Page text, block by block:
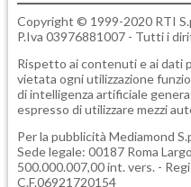
Copyright © 1999-2020 RTI
P.Iva 03976881007 - Tutti i
Rispetto ai contenuti e ai dati
vietata ogni utilizzazione
di intelligenza artificiale
espresso di utilizzare mezzi
Per la pubblicità Mediamond
Sede legale: 00187 Roma
500.000.007,00 int. vers. -
C.F.06921720154